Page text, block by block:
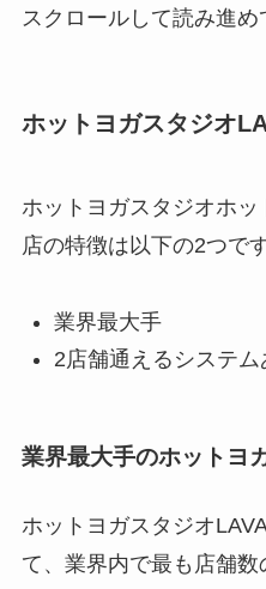
スクロールして読み進め
ホットヨガスタジオ
ホットヨガスタジオホ
店の特徴は以下の2つです
業界最大手
2店舗通えるシステム
業界最大手のホットヨ
ホットヨガスタジオ
て、業界内で最も店舗